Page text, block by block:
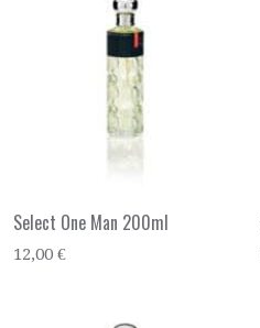
Select One Man 200ml
12,00 €